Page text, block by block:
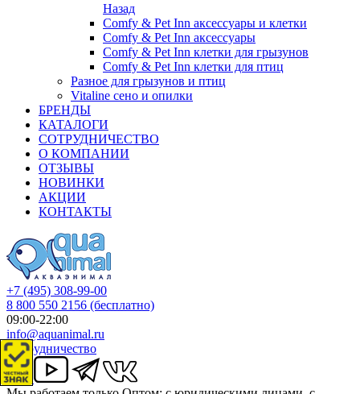
Назад
Comfy & Pet Inn аксессуары и клетки
Comfy & Pet Inn аксессуары
Comfy & Pet Inn клетки для грызунов
Comfy & Pet Inn клетки для птиц
Разное для грызунов и птиц
Vitaline сено и опилки
БРЕНДЫ
КАТАЛОГИ
СОТРУДНИЧЕСТВО
О КОМПАНИИ
ОТЗЫВЫ
НОВИНКИ
АКЦИИ
КОНТАКТЫ
+7 (495) 308-99-00
8 800 550 2156 (бесплатно)
09:00-22:00
info@aquanimal.ru
Сотрудничество